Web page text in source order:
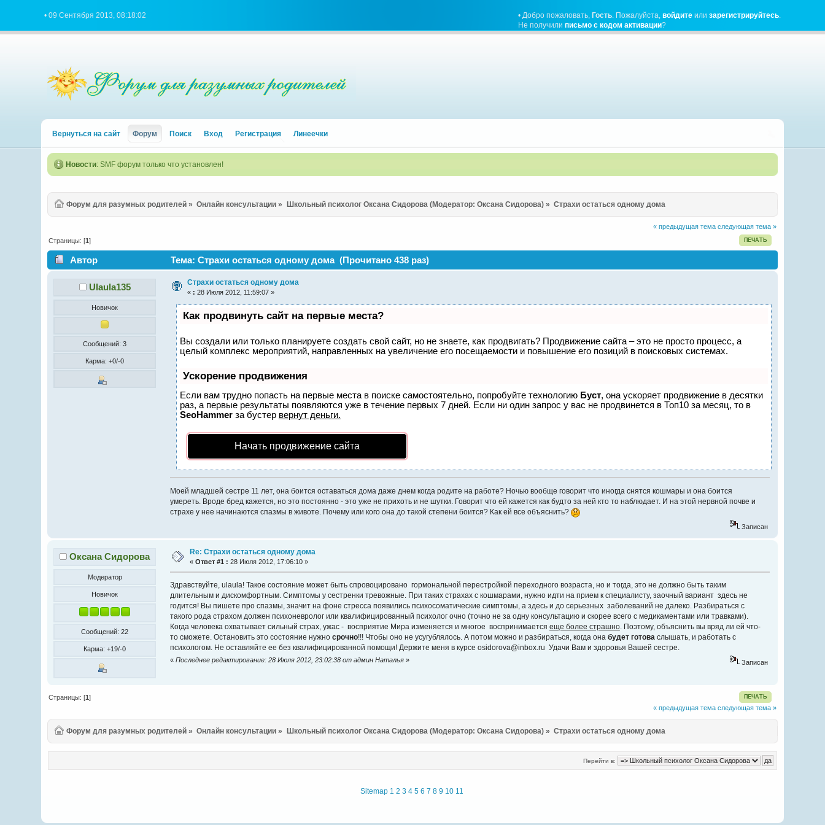
• 09 Сентября 2013, 08:18:02 • Добро пожаловать, Гость. Пожалуйста, войдитеили зарегистрируйтесь.
Не получили письмо с кодом активации?
Вернуться на сайт Форум Поиск Вход Регистрация Линеечки
Новости: SMF форум только что установлен!
Форум для разумных родителей » Онлайн консультации » Школьный психолог Оксана Сидорова(Модератор: Оксана Сидорова) » Страхи остаться одному дома
« предыдущая тема следующая тема »
ПЕЧАТЬ
Страницы: [1]
Автор Тема: Страхи остаться одному дома (Прочитано 438 раз)
Ulaula135
Новичок
Сообщений: 3
Карма: +0/-0
Страхи остаться одному дома
« : 28 Июля 2012, 11:59:07 »
Как продвинуть сайт на первые места?
Вы создали или только планируете создать свой сайт, но не знаете, как продвигать? Продвижение сайта – это не просто процесс, а
целый комплекс мероприятий, направленных на увеличение его посещаемости и повышение его позиций в поисковых системах.
Ускорение продвижения
Если вам трудно попасть на первые места в поиске самостоятельно, попробуйте технологию Буст, она ускоряет продвижение в десятки
раз, а первые результаты появляются уже в течение первых 7 дней. Если ни один запрос у вас не продвинется в Топ10 за месяц, то в
SeoHammerза бустер вернут деньги.
Начать продвижение сайта
Моей младшей сестре 11 лет, она боится оставаться дома даже днем когда родите на работе? Ночью вообще говорит что иногда снятся кошмары и она боится
умереть. Вроде бред кажется, но это постоянно - это уже не прихоть и не шутки. Говорит что ей кажется как будто за ней кто то наблюдает. И на этой нервной почве и
страхе у нее начинаются спазмы в животе. Почему или кого она до такой степени боится? Как ей все объяснить?
Записан
Оксана Сидорова
Модератор
Новичок
Сообщений: 22
Карма: +19/-0
Re: Страхи остаться одному дома
«Ответ #1 : 28 Июля 2012, 17:06:10 »
Здравствуйте, ulaula! Такое состояние может быть спровоцировано гормональной перестройкой переходного возраста, но и тогда, это не должно быть таким
длительным и дискомфортным. Симптомы у сестренки тревожные. При таких страхах с кошмарами, нужно идти на прием к специалисту, заочный вариант здесь не
годится! Вы пишете про спазмы, значит на фоне стресса появились психосоматические симптомы, а здесь и до серьезных заболеваний не далеко. Разбираться с
такого рода страхом должен психоневролог или квалифицированный психолог очно (точно не за одну консультацию и скорее всего с медикаментами или травками).
Когда человека охватывает сильный страх, ужас - восприятие Мира изменяется и многое воспринимается еще более страшно. Поэтому, объяснить вы вряд ли ей что-
то сможете. Остановить это состояние нужно срочно!!! Чтобы оно не усугублялось. А потом можно и разбираться, когда она будет готова слышать, и работать с
психологом. Не оставляйте ее без квалифицированной помощи! Держите меня в курсе osidorova@inbox.ru Удачи Вам и здоровья Вашей сестре.
« Последнее редактирование: 28 Июля 2012, 23:02:38 от админ Наталья» Записан
ПЕЧАТЬ
Страницы: [1]
« предыдущая тема следующая тема »
Форум для разумных родителей » Онлайн консультации » Школьный психолог Оксана Сидорова (Модератор: Оксана Сидорова) » Страхи остаться одному дома
Перейти в:
Sitemap 1 2 3 4 5 6 7 8 9 10 11